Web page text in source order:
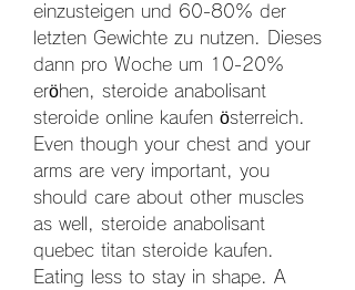
einzusteigen und 60-80% der
letzten Gewichte zu nutzen. Dieses
dann pro Woche um 10-20%
eröhen, steroide anabolisant
steroide online kaufen österreich.
Even though your chest and your
arms are very important, you
should care about other muscles
as well, steroide anabolisant
quebec titan steroide kaufen.
Eating less to stay in shape. A